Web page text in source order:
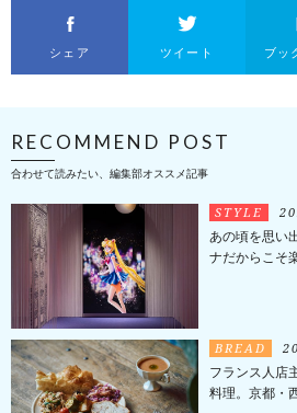
シェア ツイート ブッ
RECOMMEND POST
合わせて読みたい、編集部オススメ記事
STYLE
あの頃を思い
ナだからこそ
BREAD
フランス人店
料理。京都・